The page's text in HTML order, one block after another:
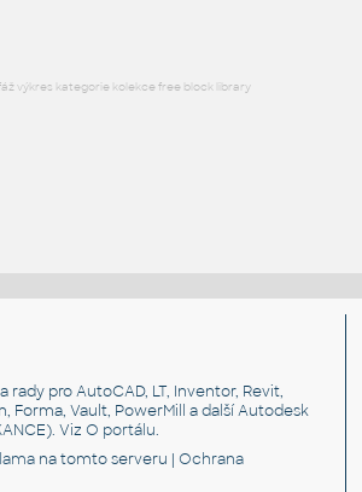
výkres kategorie kolekce free block library
pro AutoCAD, LT, Inventor, Revit,
Forma, Vault, PowerMill a další Autodesk
VizO portálu.
na tomto serveru |Ochrana